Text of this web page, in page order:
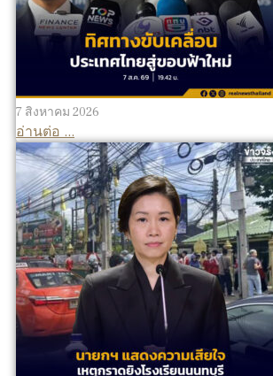
7 สิงหาคม 2026
อ่านต่อ ...